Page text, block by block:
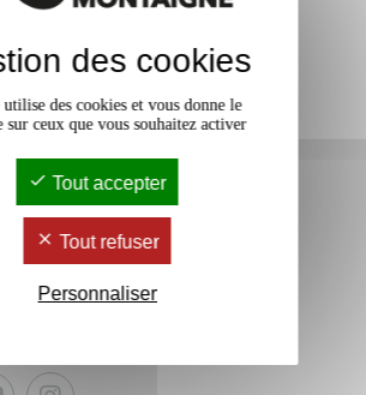
des cookies
utilise des cookies et vous donne le
sur ceux que vous souhaitez activer
Tout accepter
Tout refuser
Personnaliser